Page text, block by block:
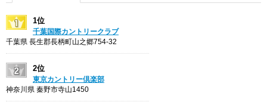
1位
千葉国際カントリークラブ
千葉県 長生郡長柄町山之郷754-32
2位
東京カントリー倶楽部
神奈川県 秦野市寺山1450